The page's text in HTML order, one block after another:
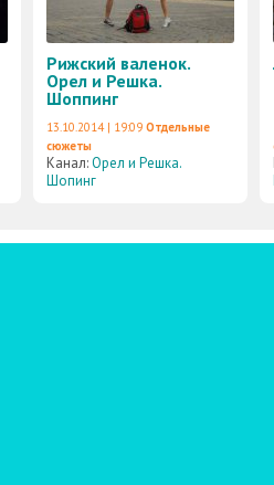
Рижский валенок.
Орел и Решка.
Шоппинг
13.10.2014 | 19:09 Отдельные
сюжеты
Канал:Орел и Решка.
Шопинг